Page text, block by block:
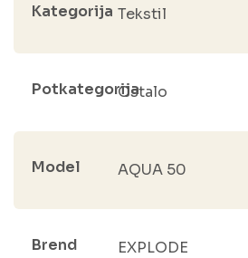
Kategorija Tekstil
PotkategorijaOstalo
Model AQUA 50
Brend EXPLODE